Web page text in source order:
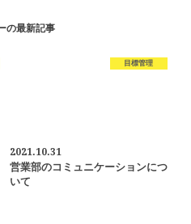
の最新記事
目標管理
2021.10.31
営業部のコミュニケーションにつ
いて